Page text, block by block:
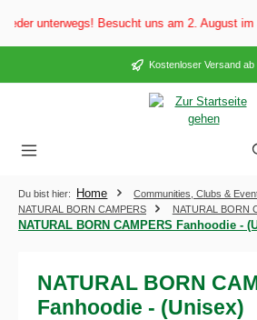
springen
unterwegs! Besucht uns am 2. August im
Kostenloser Versand ab
Du bist hier: Home
Communities, Clubs &
NATURAL BORN CAMPERS
NATURAL BORN
NATURAL BORN CAMPERS Fanhoodie -
NATURAL BORN
Fanhoodie - (Unisex)